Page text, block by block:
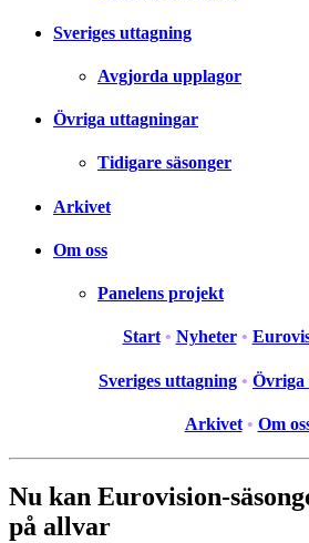
Sveriges uttagning
Avgjorda upplagor
Övriga uttagningar
Tidigare säsonger
Arkivet
Om oss
Panelens projekt
Start • Nyheter •
Sveriges uttagning • Övriga
Arkivet • Om
Nu kan Eurovision-
på allvar